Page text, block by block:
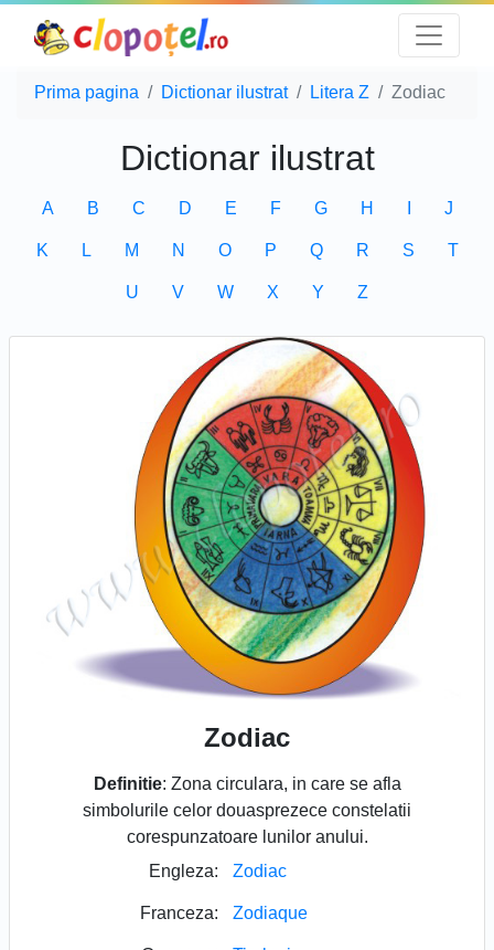
Prima pagina Dictionar ilustrat Litera Z Zodiac
Dictionar ilustrat
A B C D E F G H J
K L M N O P Q R S T
U V W X Y Z
Zodiac
Definitie: Zona circulara, in care se afla
simbolurile celor douasprezece constelatii
corespunzatoare lunilor anului.
Engleza:
Zodiac
Franceza: Zodiaque